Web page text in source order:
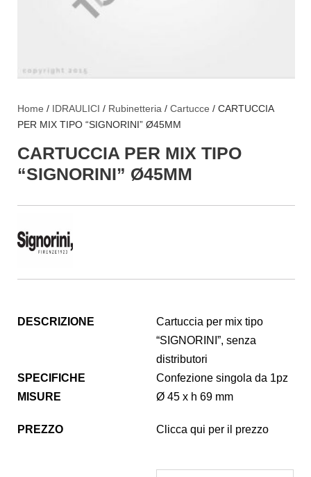
Home / IDRAULICI / Rubinetteria / Cartucce / CARTUCCIA
PER MIX TIPO “SIGNORINI” Ø45MM
CARTUCCIA PER MIX TIPO
“SIGNORINI” Ø45MM
DESCRIZIONE
Cartuccia per mix tipo
“SIGNORINI”, senza
distributori
SPECIFICHE
Confezione singola da 1pz
MISURE
Ø 45 x h 69 mm
PREZZO Clicca qui per il prezzo